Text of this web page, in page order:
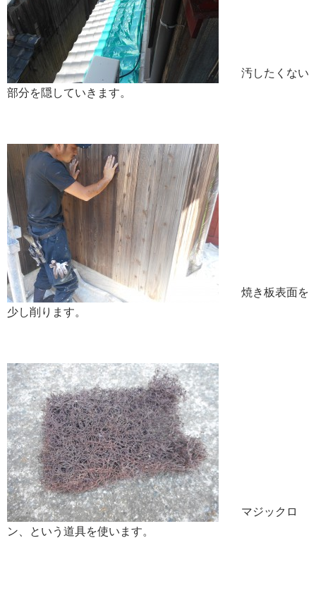
汚したくない
部分を隠していきます。
焼き板表面を
少し削ります。
マジックロ
ン、という道具を使います。